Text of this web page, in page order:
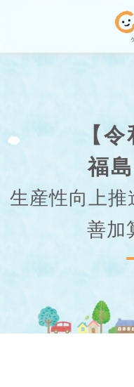
【
福
生産性向上推
善加